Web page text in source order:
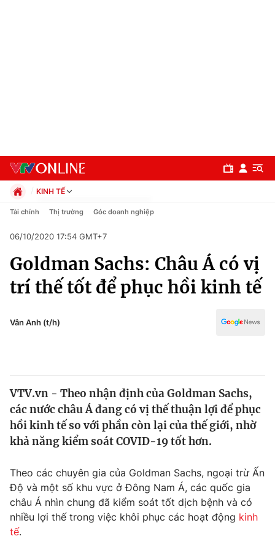
Chuyên mục
Chính trị
Thế giới
Tin tức
Thế giới đó đây
Câu chuyện quốc tế
Tài chính
Thị trường
Góc doanh nghiệp
Dữ liệu và đời sống
Truyền hình
KINH TẾ
Chính trị
Pháp luật
Kinh tế
Thể thao
Truyền hình
Y tế
Tài chính Thị trường Góc doanh nghiệp
06/10/2020 17:54 GMT+7
Goldman Sachs: Châu Á có vị
trí thế tốt để phục hồi kinh tế
Vân Anh (t/h)
VTV.vn - Theo nhận định của Goldman Sachs,
các nước châu Á đang có vị thế thuận lợi để phục
hồi kinh tế so với phần còn lại của thế giới, nhờ
khả năng kiểm soát COVID-19 tốt hơn.
Theo các chuyên gia của Goldman Sachs, ngoại trừ Ấn
Độ và một số khu vực ở Đông Nam Á, các quốc gia
châu Á nhìn chung đã kiểm soát tốt dịch bệnh và có
nhiều lợi thế trong việc khôi phục các hoạt động kinh
tế.